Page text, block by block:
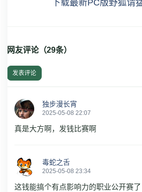
下载最新PC版野狐请
网友评论（29条）
发表评论
独步漫长宵
2025-05-08 22:07
真是大方啊，发钱比赛啊
毒蛇之舌
2025-05-08 23:34
这钱能搞个有点影响力的职业公开赛了